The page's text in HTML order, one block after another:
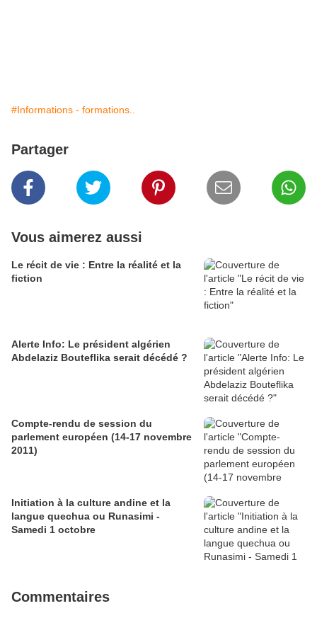
#Informations - formations..
Partager
Vous aimerez aussi
Le récit de vie : Entre la réalité et la
fiction
Alerte Info: Le président algérien
Abdelaziz Bouteflika serait décédé ?
Compte-rendu de session du
parlement européen (14-17 novembre
2011)
Initiation à la culture andine et la
langue quechua ou Runasimi -
Samedi 1 octobre
Commentaires